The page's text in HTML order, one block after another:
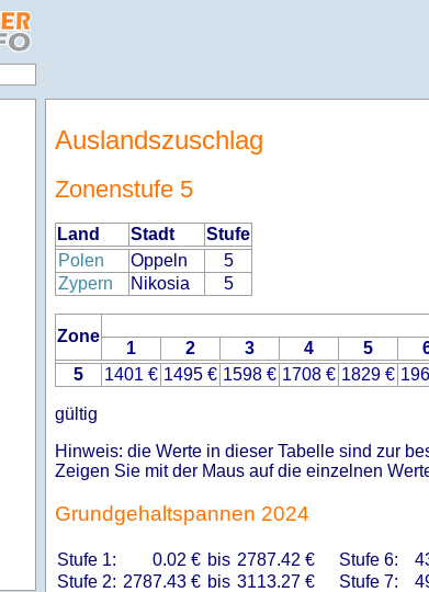
Auslandszuschlag
Zonenstufe 5
Land Stadt
Stufe
Polen
Oppeln
5
Zypern
Nikosia 5
Zone
1
2 3 4 5
5
1401 € 1495 € 1598 € 1708 € 1829 €
gültig
Hinweis: die Werte in dieser Tabelle sind zur
Zeigen Sie mit der Maus auf die einzelnen
Grundgehaltspannen 2024
Stufe 1: 0.02 € bis 2787.42 €
Stufe 2: 2787.43 € bis 3113.27 €
Stufe 6:
Stufe 7: